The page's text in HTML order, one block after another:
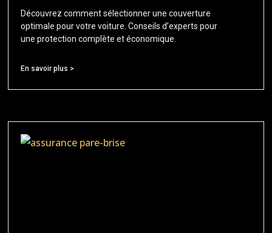
Découvrez comment sélectionner une couverture
optimale pour votre voiture. Conseils d’experts pour
une protection complète et économique.
En savoir plus >